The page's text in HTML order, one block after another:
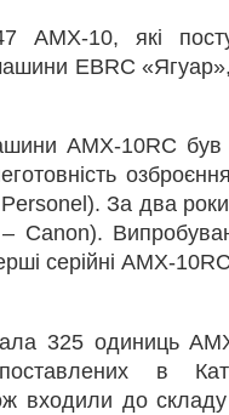
AMX-10, які
EBRC
AMX-10RC
За два
серійні AMX-
325 одиниць
в
входили до